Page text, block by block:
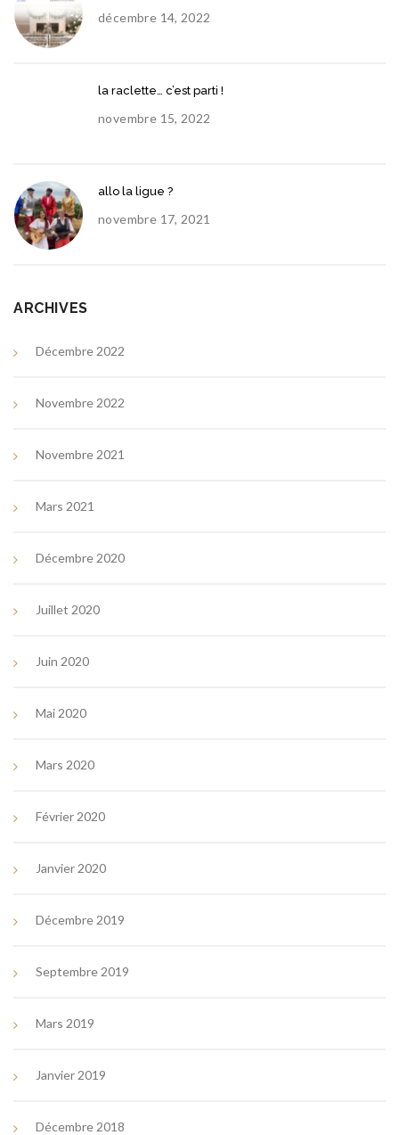
décembre 14, 2022
la raclette… c’est parti !
novembre 15, 2022
allo la ligue ?
novembre 17, 2021
ARCHIVES
Décembre 2022
Novembre 2022
Novembre 2021
Mars 2021
Décembre 2020
Juillet 2020
Juin 2020
Mai 2020
Mars 2020
Février 2020
Janvier 2020
Décembre 2019
Septembre 2019
Mars 2019
Janvier 2019
Décembre 2018